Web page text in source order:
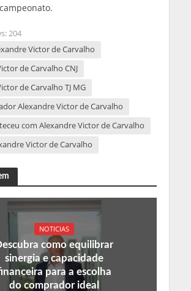
204
Victor de Carvalho
de Carvalho CNJ
de Carvalho TJ MG
Alexandre Victor de Carvalho
com Alexandre Victor de Carvalho
Victor de Carvalho
NOTICIAS
como equilibrar
sinergia e capacidade
para a escolha
do comprador ideal